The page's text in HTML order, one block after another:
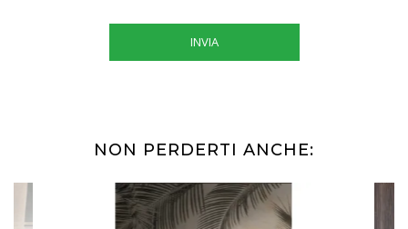
INVIA
NON PERDERTI ANCHE: